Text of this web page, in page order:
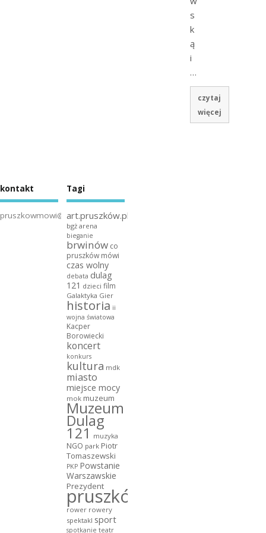
s
k
ą
i
…
czytaj
więcej
kontakt
pruszkowmowi@gmail.com
Tagi
art.pruszków.pl
bgż arena
bieganie
brwinów co
pruszków mówi
czas wolny
debata dulag
121 dzieci film
Galaktyka Gier
historia ii
wojna światowa
Kacper
Borowiecki
koncert
konkurs
kultura mdk
miasto
miejsce mocy
mok muzeum
Muzeum
Dulag
121 muzyka
NGO park Piotr
Tomaszewski
PKP Powstanie
Warszawskie
Prezydent
pruszków
rower rowery
spektakl sport
spotkanie teatr